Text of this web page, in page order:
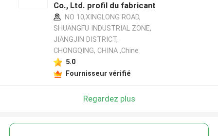
Co., Ltd. profil du fabricant
NO 10,XINGLONG ROAD,
SHUANGFU INDUSTRIAL ZONE,
JIANGJIN DISTRICT,
CHONGQING, CHINA ,Chine
5.0
Fournisseur vérifié
Regardez plus